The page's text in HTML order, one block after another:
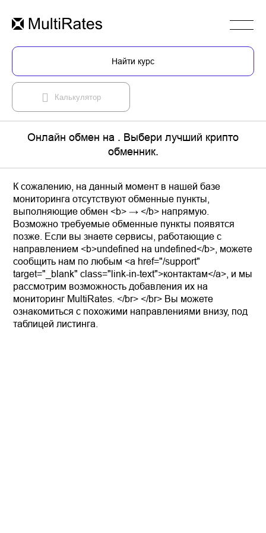
Найти курс
Калькулятор
Онлайн обмен на . Выбери лучший крипто
обменник.
К сожалению, на данный момент в нашей базе
мониторинга отсутствуют обменные пункты,
выполняющие обмен <b> → </b> напрямую.
Возможно требуемые обменные пункты появятся
позже. Если вы знаете сервисы, работающие с
направлением <b>undefined на undefined</b>, можете
сообщить нам по любым <a href="/support"
target="_blank" class="link-in-text">контактам</a>, и мы
рассмотрим возможность добавления их на
мониторинг MultiRates. </br> </br> Вы можете
ознакомиться с похожими направлениями внизу, под
таблицей листинга.